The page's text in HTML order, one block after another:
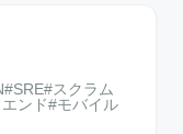
SRE スクラム
ンド
モバイル